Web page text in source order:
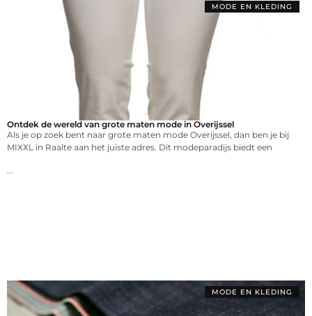
MODE EN KLEDING
Ontdek de wereld van grote maten mode in Overijssel
Als je op zoek bent naar grote maten mode Overijssel, dan ben je bij
MIXXL in Raalte aan het juiste adres. Dit modeparadijs biedt een
MODE EN KLEDING